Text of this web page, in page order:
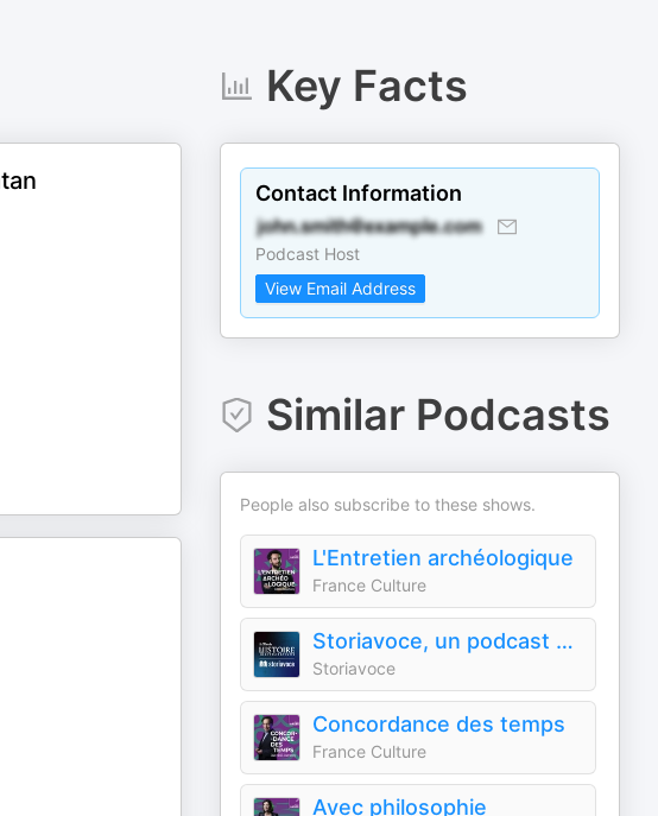
Key Facts
Contact Information
Podcast Host
View Email Address
Similar Podcasts
People also subscribe to these shows.
L'Entretien archéologique
France Culture
Storiavoce, un podcast d'Histoire & Civilisations
Storiavoce
Concordance des temps
France Culture
Avec philosophie